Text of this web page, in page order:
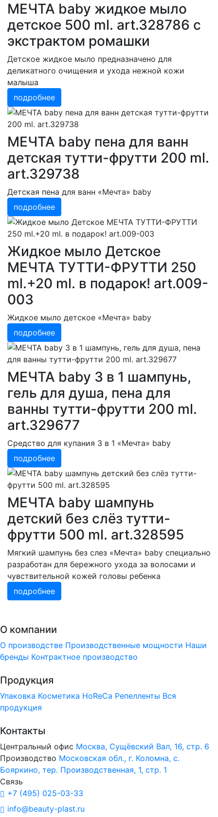
МЕЧТА baby жидкое мыло
детское 500 ml. art.328786 с
экстрактом ромашки
Детское жидкое мыло предназначено для
деликатного очищения и ухода нежной кожи
малыша
подробнее
МЕЧТА baby пена для ванн
детская тутти-фрутти 200 ml.
art.329738
Детская пена для ванн «Мечта» baby
подробнее
Жидкое мыло Детское
МЕЧТА ТУТТИ-ФРУТТИ 250
ml.+20 ml. в подарок! art.009-
003
Жидкое мыло детское «Мечта» baby
подробнее
МЕЧТА baby 3 в 1 шампунь,
гель для душа, пена для
ванны тутти-фрутти 200 ml.
art.329677
Средство для купания 3 в 1 «Мечта» baby
подробнее
МЕЧТА baby шампунь
детский без слёз тутти-
фрутти 500 ml. art.328595
Мягкий шампунь без слез «Мечта» baby специально
разработан для бережного ухода за волосами и
чувствительной кожей головы ребенка
подробнее
О компании
О производстве Производственные мощности Наши
бренды Контрактное производство
Продукция
Упаковка Косметика HoReCa Репелленты Вся
продукция
Контакты
Центральный офис Москва, Сущёвский Вал, 16, стр. 6
Производство Московская обл., г. Коломна, с.
Бояркино, тер. Производственная, 1, стр. 1
Связь
+7 (495) 025-03-33
info@beauty-plast.ru